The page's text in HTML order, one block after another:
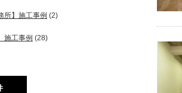
所】施工事例 (2)
施工事例 (28)